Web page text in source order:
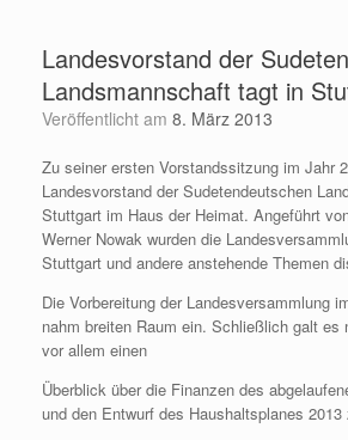
springenLandesvorstand der
Landsmannschaft tagt in
Veröffentlicht am 8. März 2013
Zu seiner ersten Vorstandssitzung im Jahr
Landesvorstand der Sudetendeutschen
Stuttgart im Haus der Heimat. Angeführt
Werner Nowak wurden die
Stuttgart und andere anstehende Themen
Die Vorbereitung der Landesversammlung
nahm breiten Raum ein. Schließlich galt es
vor allem einen
Überblick über die Finanzen des
und den Entwurf des Haushaltsplanes 2013